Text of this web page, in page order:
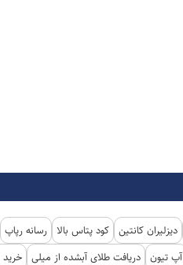
دیزلیران کانتین کود پتاس بالا رسانه رپاپ
آپ تیون دریافت طلای آبشده از میلی